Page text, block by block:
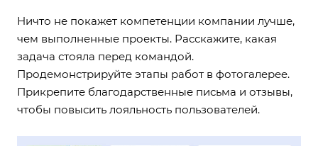
Ничто не покажет компетенции компании лучше,
чем выполненные проекты. Расскажите, какая
задача стояла перед командой.
Продемонстрируйте этапы работ в фотогалерее.
Прикрепите благодарственные письма и отзывы,
чтобы повысить лояльность пользователей.